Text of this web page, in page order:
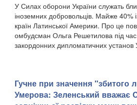
У Силах оборони України служать
іноземних добровольців. Майже 40%
країн Латинської Америки. Про це
омбудсман Ольга Решетилова під час
закордонних дипломатичних установ
Гучне при значення "збитого
Умерова: Зеленський вважає